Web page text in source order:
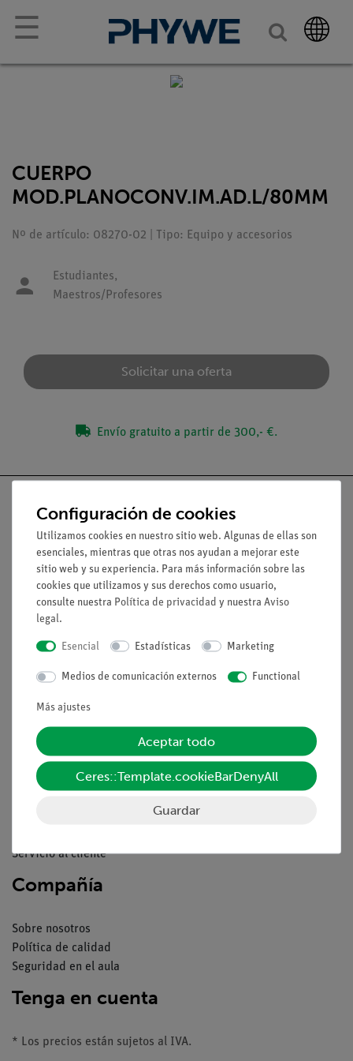
☰
CUERPO
MOD.PLANOCONV.IM.AD.L/80MM
Nº de artículo: 08270-02 | Tipo: Equipo y accesorios
Estudiantes,
Maestros/Profesores
Solicitar una oferta
Envío gratuito a partir de 300,- €.
Nach oben
Aviso lega
Contacto
Declaración de privacidad
Pie de imprenta
Servicio
Resumen del servicio
Servicio al cliente
Compañía
Sobre nosotros
Política de calidad
Seguridad en el aula
Tenga en cuenta
* Los precios están sujetos al IVA.
Configuración de cookies
Utilizamos cookies en nuestro sitio web. Algunas de ellas son
esenciales, mientras que otras nos ayudan a mejorar este
sitio web y su experiencia. Para más información sobre las
cookies que utilizamos y sus derechos como usuario,
consulte nuestra Política de privacidad y nuestra Aviso
legal.
Esencial Estadísticas Marketing
Medios de comunicación externos Functional
Más ajustes
Aceptar todo
Ceres::Template.cookieBarDenyAll
Guardar